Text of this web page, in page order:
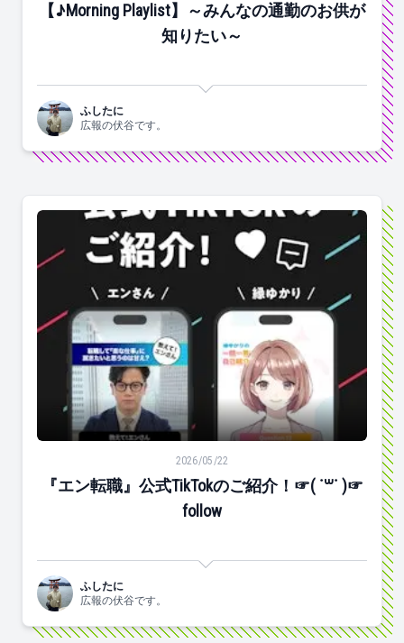
【♪Morning Playlist】～みんなの通勤のお供が
知りたい～
ふしたに
広報の伏谷です。
2026/05/22
『エン転職』公式TikTokのご紹介！☞( ˙꒳˙ )☞
follow
ふしたに
広報の伏谷です。